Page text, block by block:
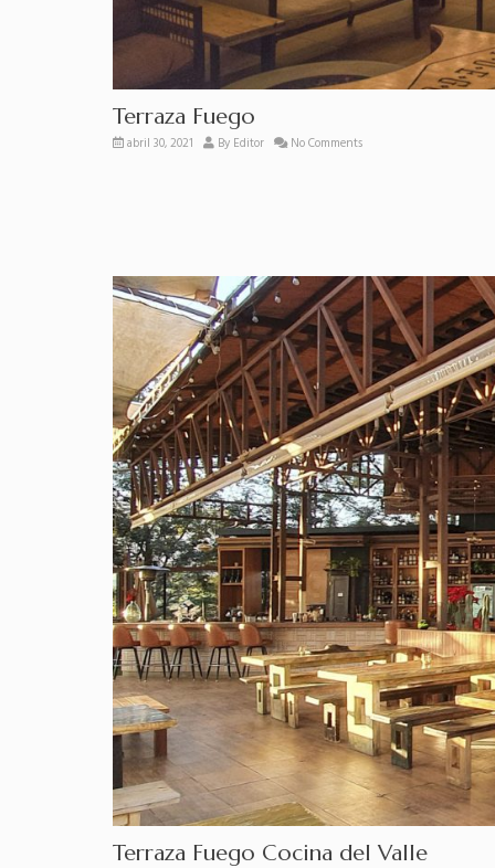
Terraza Fuego
abril 30, 2021 By Editor No Comments
Terraza Fuego Cocina del Valle